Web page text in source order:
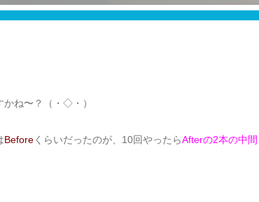
かね〜？（・◇・）
Beforeくらいだったのが、10回やったらAfterの2本の中間